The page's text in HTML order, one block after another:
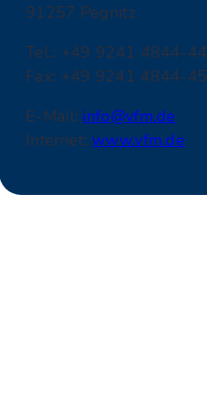
91257 Pegnitz
Tel.: +49 9241 4844-44
Fax: +49 9241 4844-45
E-Mail: info@vfm.de
Internet:www.vfm.de